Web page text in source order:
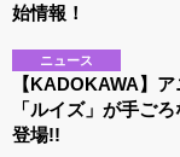
始情報！
ニュース
【KADOKAWA】
「ルイズ」が手ご
登場!!